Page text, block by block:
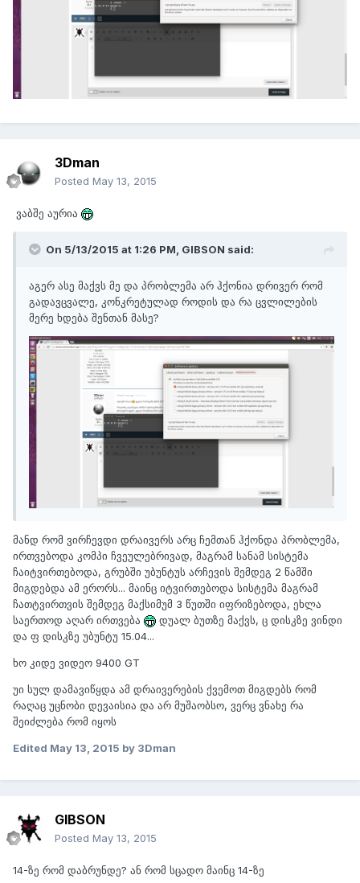
3Dman
Posted May 13, 2015
ვაბშე აურია
On 5/13/2015 at 1:26 PM, GIBSON said:
აგერ ასე მაქვს მე და პრობლემა არ ჰქონია დრივერ რომ
გადავცვალე, კონკრეტულად როდის და რა ცვლილების
მერე ხდება შენთან მასე?
​მანდ რომ ვირჩევდი დრაივერს არც ჩემთან ჰქონდა პრობლემა,
ირთვებოდა კომპი ჩვეულებრივად, მაგრამ სანამ სისტემა
ჩაიტვირთებოდა, გრუბში უბუნტუს არჩევის შემდეგ 2 წამში
მიგდებდა ამ ერორს... მაინც იტვირთებოდა სისტემა მაგრამ
ჩათტვირთვის შემდეგ მაქსიმუმ 3 წუთში იფრიზებოდა, ეხლა
საერთოდ აღარ ირთვება
დუალ ბუთზე მაქვს, ც დისკზე ვინდი
და ფ დისკზე უბუნტუ 15.04...
ხო კიდე ვიდეო 9400 GT
უი სულ დამავიწყდა ამ დრაივერების ქვემოთ მიგდებს რომ
რაღაც უცნობი დევაისია და არ მუშაობსო, ვერც ვნახე რა
შეიძლება რომ იყოს
Edited May 13, 2015 by 3Dman
GIBSON
Posted May 13, 2015
14-ზე რომ დაბრუნდე? ან რომ სცადო მაინც 14-ზე